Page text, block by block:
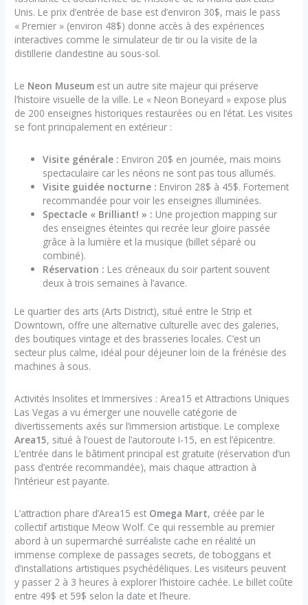
Unis. Le prix d’entrée de base est d’environ 30$, mais le pass
« Premier » (environ 48$) donne accès à des expériences
interactives comme le simulateur de tir ou la visite de la
distillerie clandestine au sous-sol.
Le Neon Museum est un autre site majeur qui préserve
l’histoire visuelle de la ville. Le « Neon Boneyard » expose plus
de 200 enseignes historiques restaurées ou en l’état. Les visites
se font principalement en extérieur :
Visite générale : Environ 20$ en journée, mais moins
spectaculaire car les néons ne sont pas tous allumés.
Visite guidée nocturne : Environ 28$ à 45$. Fortement
recommandée pour voir les enseignes illuminées.
Spectacle « Brilliant! » : Une projection mapping sur
des enseignes éteintes qui recrée leur gloire passée
grâce à la lumière et la musique (billet séparé ou
combiné).
Réservation : Les créneaux du soir partent souvent
deux à trois semaines à l’avance.
Le quartier des arts (Arts District), situé entre le Strip et
Downtown, offre une alternative culturelle avec des galeries,
des boutiques vintage et des brasseries locales. C’est un
secteur plus calme, idéal pour déjeuner loin de la frénésie des
machines à sous.
Activités Insolites et Immersives : Area15 et Attractions Uniques
Las Vegas a vu émerger une nouvelle catégorie de
divertissements axés sur l’immersion artistique. Le complexe
Area15, situé à l’ouest de l’autoroute I-15, en est l’épicentre.
L’entrée dans le bâtiment principal est gratuite (réservation d’un
pass d’entrée recommandée), mais chaque attraction à
l’intérieur est payante.
L’attraction phare d’Area15 est Omega Mart, créée par le
collectif artistique Meow Wolf. Ce qui ressemble au premier
abord à un supermarché surréaliste cache en réalité un
immense complexe de passages secrets, de toboggans et
d’installations artistiques psychédéliques. Les visiteurs peuvent
y passer 2 à 3 heures à explorer l’histoire cachée. Le billet coûte
entre 49$ et 59$ selon la date et l’heure.